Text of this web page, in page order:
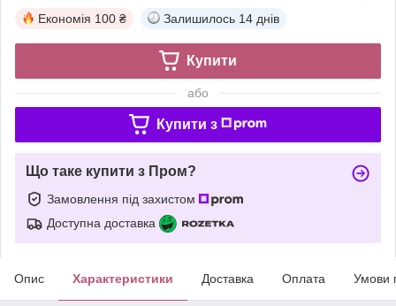
Економія 100 ₴ Залишилось 14 днів
Купити
або
Купити з
Що таке купити з Пром?
Замовлення під захистом
Доступна доставка
Опис Характеристики Доставка Оплата Умови